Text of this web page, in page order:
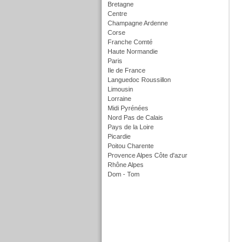
Bretagne
Centre
Champagne Ardenne
Corse
Franche Comté
Haute Normandie
Paris
Ile de France
Languedoc Roussillon
Limousin
Lorraine
Midi Pyrénées
Nord Pas de Calais
Pays de la Loire
Picardie
Poitou Charente
Provence Alpes Côte d'azur
Rhône Alpes
Dom - Tom